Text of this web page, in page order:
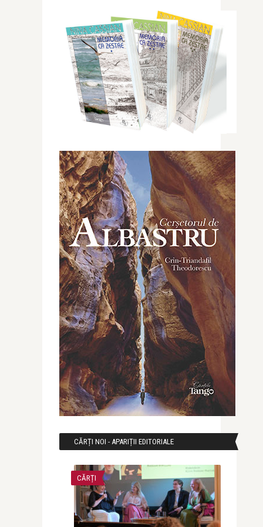
CĂRȚI NOI - APARIȚII EDITORIALE
CĂRȚI